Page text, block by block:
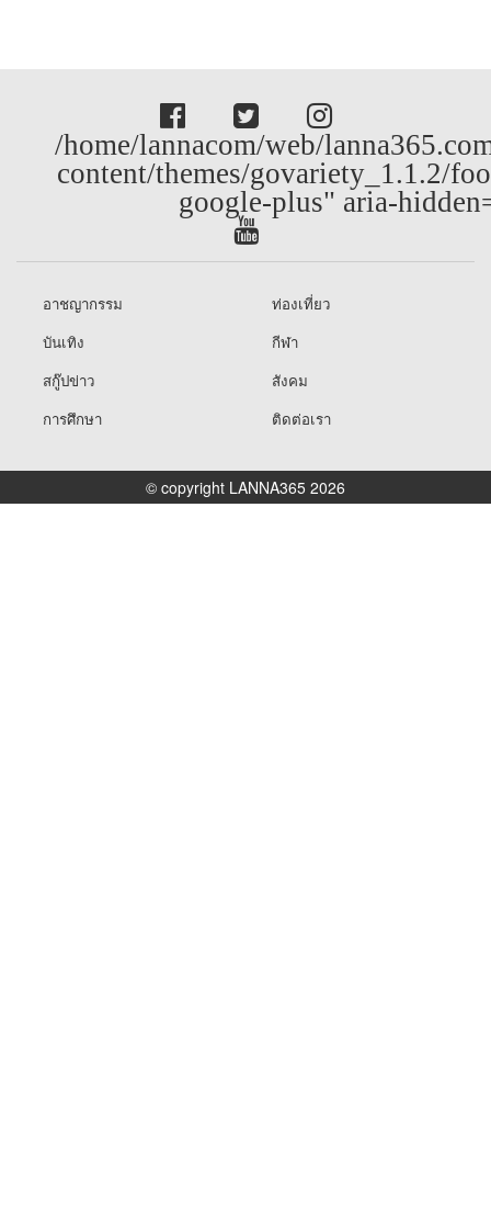
/home/lannacom/web/
content/themes/govariety_1.1.2/
google-plus" aria-
อาชญากรรม
ท่องเที่ยว
บันเทิง
กีฬา
สกู๊ปข่าว
สังคม
การศึกษา
ติดต่อเรา
© copyright LANNA365 2026